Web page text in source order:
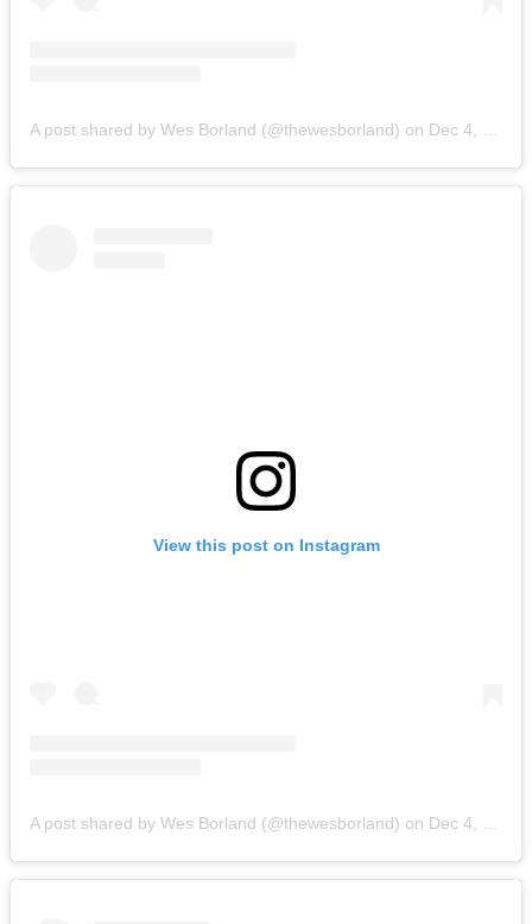
A post shared by Wes Borland (@thewesborland) on Dec 4, 2018 at 3:52pm PST
View this post on Instagram
A post shared by Wes Borland (@thewesborland) on Dec 4, 2018 at 1:02pm PST